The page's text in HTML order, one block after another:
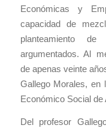
Económicas y
capacidad de
planteamiento de
argumentados. Al
de apenas veinte
Gallego Morales, en
Económico Social de
Del profesor